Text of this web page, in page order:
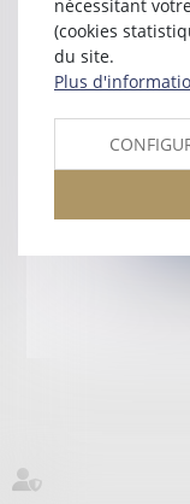
83002
Tél :04 94
nécessitant
(cookies
du site.
Plus